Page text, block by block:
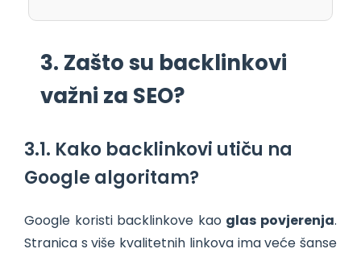
3. Zašto su backlinkovi
važni za SEO?
3.1. Kako backlinkovi utiču na
Google algoritam?
Google koristi backlinkove kao glas povjerenja.
Stranica s više kvalitetnih linkova ima veće šanse